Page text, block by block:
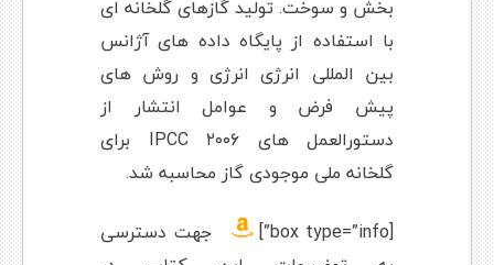
بخش و سوخت. تولید گازهای گلخانه ای
با استفاده از پایگاه داده های آژانس
بین المللی انرژی انرژی و روش های
پیش فرض و عوامل انتشار از
دستورالعمل های ۲۰۰۶ IPCC برای
گلخانه ملی موجودی گاز محاسبه شد.
[box type=”info”]
جهت دسترسی